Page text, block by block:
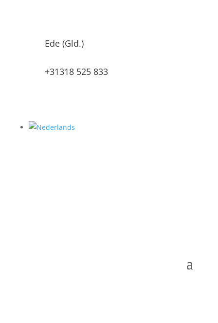
Ede (Gld.)
+31318 525 833